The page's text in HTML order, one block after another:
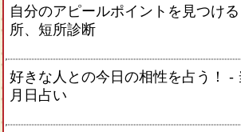
自分のアピールポイントを見つけ
所、短所診断
好きな人との今日の相性を占う！ ‐
月日占い